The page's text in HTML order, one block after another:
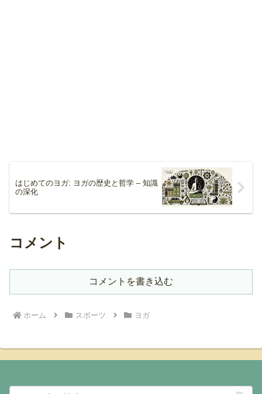
はじめてのヨガ: ヨガの歴史と哲学 – 知識
の深化
コメント
コメントを書き込む
ホーム スポーツ ヨガ